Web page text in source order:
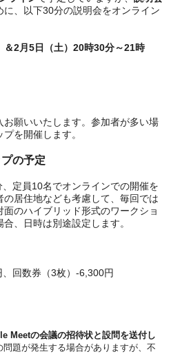
に、以下30分の説明会をオンライン
＆2月5日（土）20時30分～21時
願いいたします。参加者が多い場
を開催します。
の予定
定員10名でオンラインでの開催を
居住地なども考慮して、毎回では
のハイブリッド形式のワークショ
、日時は別途設定します。
回数券（3枚）-6,300円
Meetの会議の招待状と設問を送付し
題が発生する場合がありますが、不